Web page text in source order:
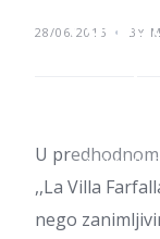
28/06/2016 BY
U
,,La Villa
nego